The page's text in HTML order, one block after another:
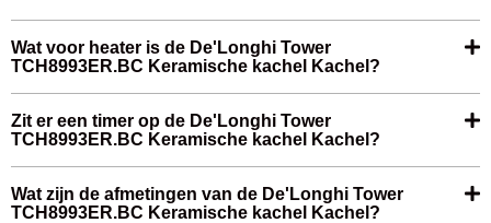
Wat voor heater is de De'Longhi Tower
TCH8993ER.BC Keramische kachel Kachel?
Zit er een timer op de De'Longhi Tower
TCH8993ER.BC Keramische kachel Kachel?
Wat zijn de afmetingen van de De'Longhi Tower
TCH8993ER.BC Keramische kachel Kachel?